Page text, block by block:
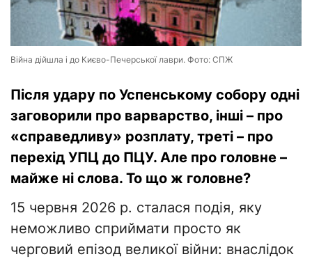
Війна дійшла і до Києво-Печерської лаври. Фото: СПЖ
Після удару по Успенському собору одні
заговорили про варварство, інші – про
«справедливу» розплату, треті – про
перехід УПЦ до ПЦУ. Але про головне –
майже ні слова. То що ж головне?
15 червня 2026 р. сталася подія, яку
неможливо сприймати просто як
черговий епізод великої війни: внаслідок